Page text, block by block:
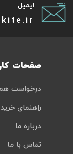
ایمیل
صفحات
درخواست
راهنمای خرید
درباره ما
تماس با ما